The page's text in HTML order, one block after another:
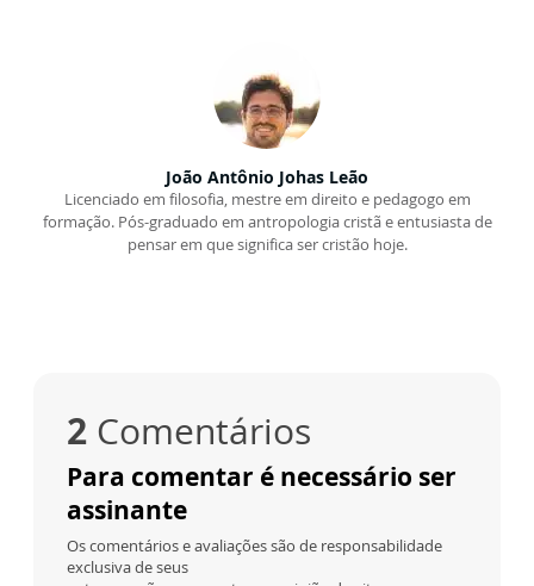
João Antônio Johas Leão
Licenciado em filosofia, mestre em direito e pedagogo em
formação. Pós-graduado em antropologia cristã e entusiasta de
pensar em que significa ser cristão hoje.
2 Comentários
Para comentar é necessário ser
assinante
Os comentários e avaliações são de responsabilidade
exclusiva de seus